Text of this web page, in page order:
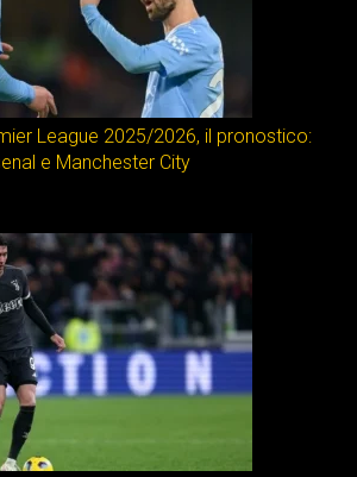
League 2025/2026, il pronostico:
e Manchester City